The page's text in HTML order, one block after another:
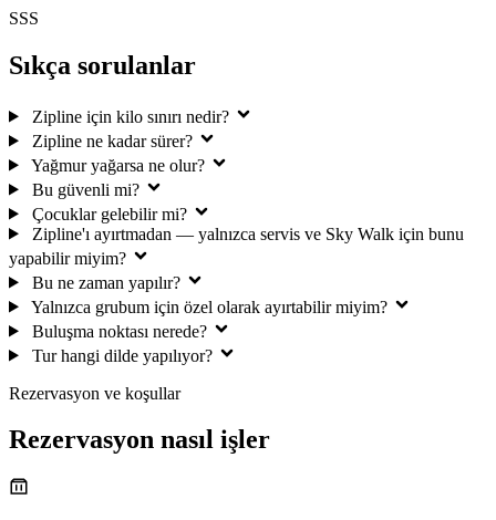
SSS
Sıkça sorulanlar
Zipline için kilo sınırı nedir?
Zipline ne kadar sürer?
Yağmur yağarsa ne olur?
Bu güvenli mi?
Çocuklar gelebilir mi?
Zipline'ı ayırtmadan — yalnızca servis ve Sky Walk için bunu
yapabilir miyim?
Bu ne zaman yapılır?
Yalnızca grubum için özel olarak ayırtabilir miyim?
Buluşma noktası nerede?
Tur hangi dilde yapılıyor?
Rezervasyon ve koşullar
Rezervasyon nasıl işler